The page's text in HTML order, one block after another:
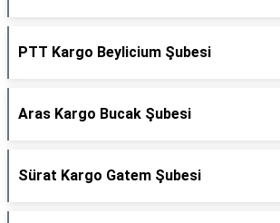
PTT Kargo Beylicium Şubesi
Aras Kargo Bucak Şubesi
Sürat Kargo Gatem Şubesi